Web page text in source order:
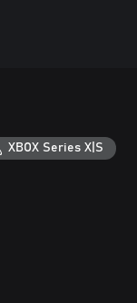
XBOX Series X|S